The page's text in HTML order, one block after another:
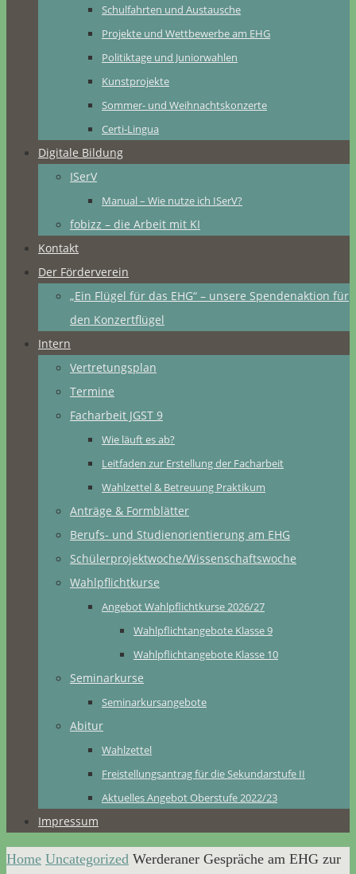
Schulfahrten und Austausche
Projekte und Wettbewerbe am EHG
Politiktage und Juniorwahlen
Kunstprojekte
Sommer- und Weihnachtskonzerte
Certi-Lingua
Digitale Bildung
ISerV
Manual – Wie nutze ich ISerV?
fobizz – die Arbeit mit KI
Kontakt
Der Förderverein
„Ein Flügel für das EHG“ – unsere Spendenaktion für
den Konzertflügel
Intern
Vertretungsplan
Termine
Facharbeit JGST 9
Wie läuft es ab?
Leitfaden zur Erstellung der Facharbeit
Wahlzettel & Betreuung Praktikum
Anträge & Formblätter
Berufs- und Studienorientierung am EHG
Schülerprojektwoche/Wissenschaftswoche
Wahlpflichtkurse
Angebot Wahlpflichtkurse 2026/27
Wahlpflichtangebote Klasse 9
Wahlpflichtangebote Klasse 10
Seminarkurse
Seminarkursangebote
Abitur
Wahlzettel
Freistellungsantrag für die Sekundarstufe II
Aktuelles Angebot Oberstufe 2022/23
Impressum
Home Uncategorized Werderaner Gespräche am EHG zur